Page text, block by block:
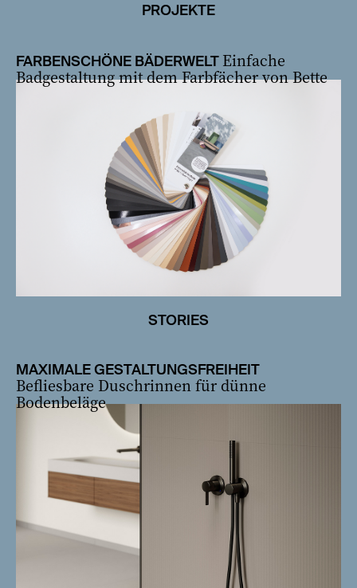
PROJEKTE
FARBENSCHÖNE BÄDERWELT Einfache
Badgestaltung mit dem Farbfächer von Bette
STORIES
MAXIMALE GESTALTUNGSFREIHEIT
Befliesbare Duschrinnen für dünne
Bodenbeläge